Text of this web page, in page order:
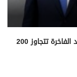
ثروة محمد صلاح من ساعات اليد الفاخرة تتجاوز 200